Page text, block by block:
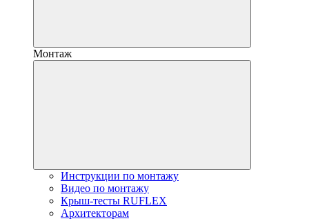
Монтаж
Инструкции по монтажу
Видео по монтажу
Крыш-тесты RUFLEX
Архитекторам